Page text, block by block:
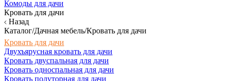
Комоды для дачи
Кровать для дачи
Назад
Каталог/Дачная мебель/Кровать для дачи
Кровать для дачи
Двухъярусная кровать для дачи
Кровать двуспальная для дачи
Кровать односпальная для дачи
Кровать полуторная для дачи